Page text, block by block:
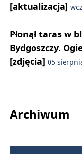
[aktualizacja]
Płonął taras w
Bydgoszczy.
[zdjęcia] 05
Archiwum